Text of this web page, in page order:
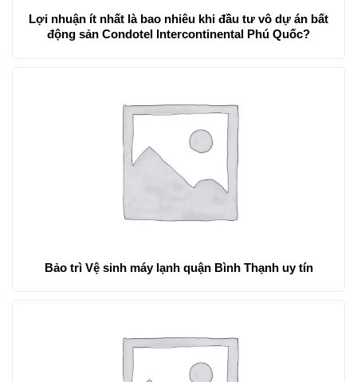
Lợi nhuận ít nhất là bao nhiêu khi đầu tư vô dự án bất
động sản Condotel Intercontinental Phú Quốc?
Bảo trì Vệ sinh máy lạnh quận Bình Thạnh uy tín